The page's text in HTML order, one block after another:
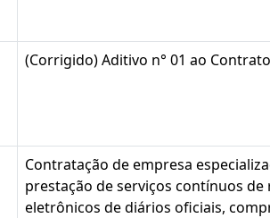
(Corrigido) Aditivo n° 01 ao
Contratação de empresa
prestação de serviços contínuos de
eletrônicos de diários oficiais,